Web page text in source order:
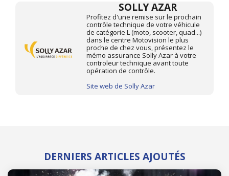
SOLLY AZAR
Profitez d'une remise sur le prochain
contrôle technique de votre véhicule
de catégorie L (moto, scooter, quad...)
dans le centre Motovision le plus
proche de chez vous, présentez le
mémo assurance Solly Azar à votre
controleur technique avant toute
opération de contrôle.
Site web de Solly Azar
DERNIERS ARTICLES AJOUTÉS